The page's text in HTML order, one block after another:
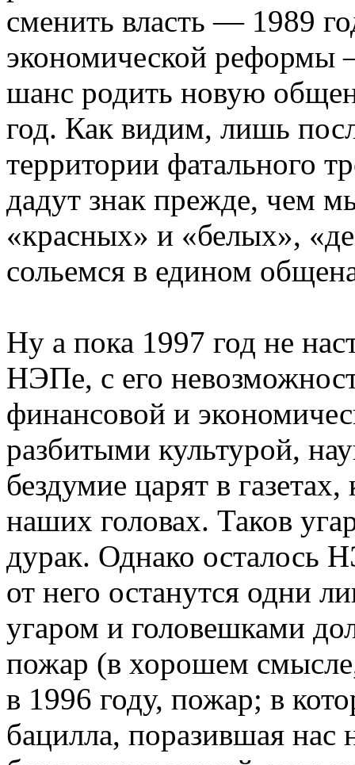
сменить власть — 1989
экономической реформы
шанс родить новую
год. Как видим, лишь
территории фатального
дадут знак прежде, чем
«красных» и «белых»,
сольемся в едином
Ну а пока 1997 год не
НЭПе, с его
финансовой и
разбитыми культурой,
бездумие царят в
наших головах. Таков
дурак. Однако осталось
от него останутся одни
угаром и головешками
пожар (в хорошем
в 1996 году, пожар; в
бацилла, поразившая